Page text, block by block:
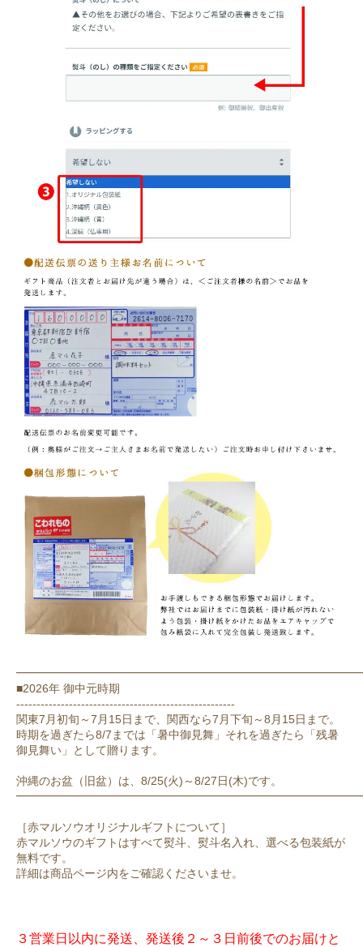
■2026年 御中元時期
------------------------------------------------------
関東7月初旬～7月15日まで、関西なら7月下旬～8月15日まで。
時期を過ぎたら8/7までは「暑中御見舞」それを過ぎたら「残暑
御見舞い」として贈ります。
沖縄のお盆（旧盆）は、8/25(火)～8/27日(木)です。
［赤マルソウオリジナルギフトについて］
赤マルソウのギフトはすべて熨斗、熨斗名入れ、選べる包装紙が
無料です。
詳細は商品ページ内をご確認くださいませ。
３営業日以内に発送、発送後２～３日前後でのお届けと